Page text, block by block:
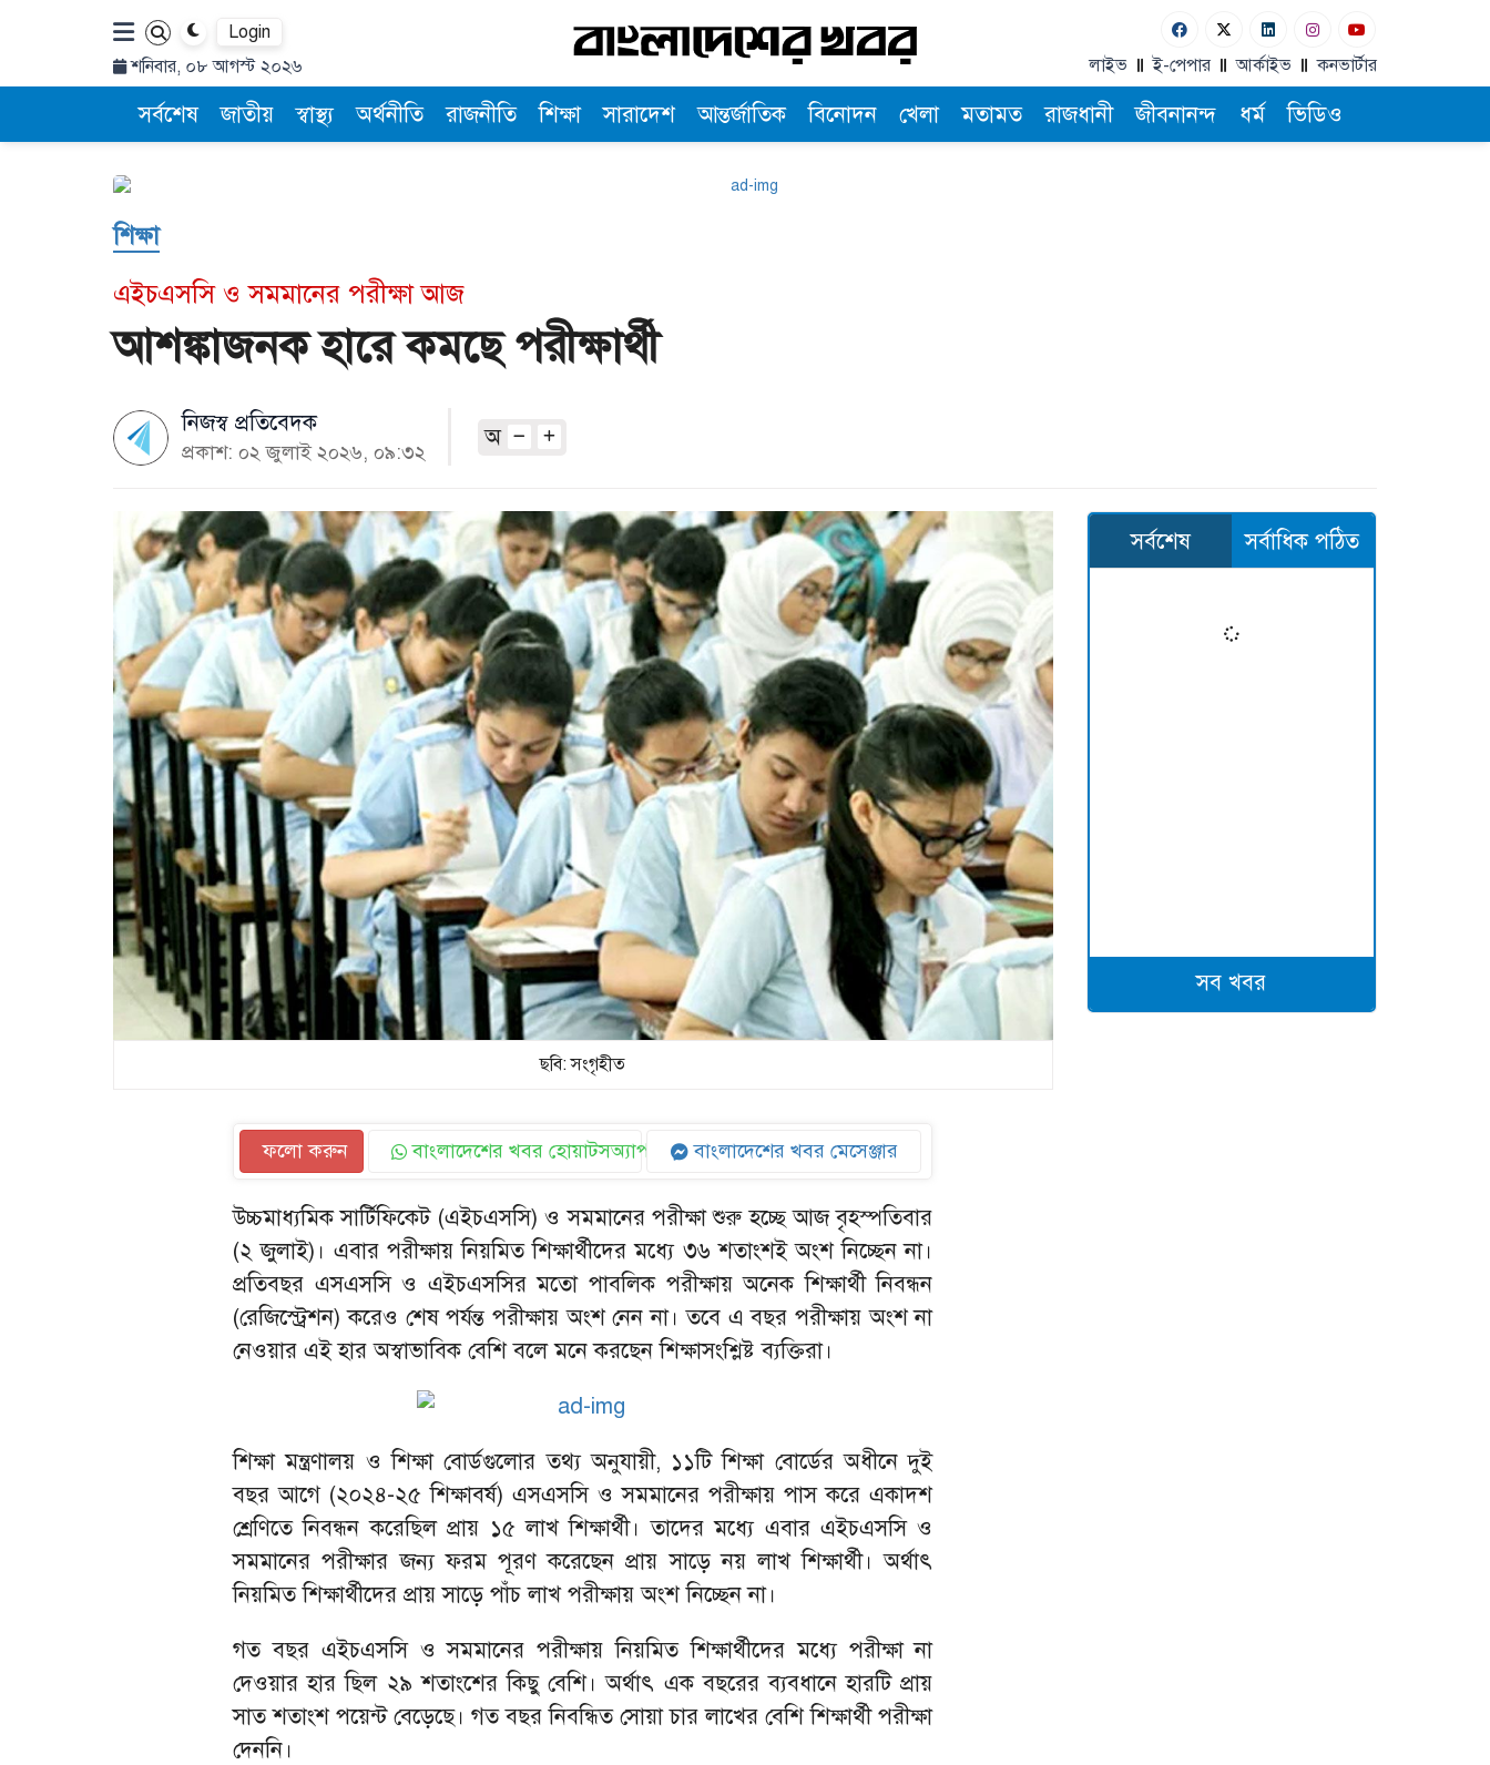
Login
শনিবার, ০৮ আগস্ট ২০২৬
লাইভ ই-পেপার আর্কাইভ কনভার্টার
সর্বশেষ জাতীয় স্বাস্থ্য অর্থনীতি রাজনীতি শিক্ষা সারাদেশ আন্তর্জাতিক বিনোদন খেলা মতামত রাজধানী জীবনানন্দ ধর্ম ভিডিও
শিক্ষা
এইচএসসি ও সমমানের পরীক্ষা আজ
আশঙ্কাজনক হারে কমছে পরীক্ষার্থী
নিজস্ব প্রতিবেদক
প্রকাশ: ০২ জুলাই ২০২৬, ০৯:৩২
অ
ছবি: সংগৃহীত
ফলো করুন বাংলাদেশের খবর হোয়াটসঅ্যাপ বাংলাদেশের খবর মেসেঞ্জার
উচ্চমাধ্যমিক সার্টিফিকেট (এইচএসসি) ও সমমানের পরীক্ষা শুরু হচ্ছে আজ বৃহস্পতিবার
(২ জুলাই)। এবার পরীক্ষায় নিয়মিত শিক্ষার্থীদের মধ্যে ৩৬ শতাংশই অংশ নিচ্ছেন না।
প্রতিবছর এসএসসি ও এইচএসসির মতো পাবলিক পরীক্ষায় অনেক শিক্ষার্থী নিবন্ধন
(রেজিস্ট্রেশন) করেও শেষ পর্যন্ত পরীক্ষায় অংশ নেন না। তবে এ বছর পরীক্ষায় অংশ না
নেওয়ার এই হার অস্বাভাবিক বেশি বলে মনে করছেন শিক্ষাসংশ্লিষ্ট ব্যক্তিরা।
শিক্ষা মন্ত্রণালয় ও শিক্ষা বোর্ডগুলোর তথ্য অনুযায়ী, ১১টি শিক্ষা বোর্ডের অধীনে দুই
বছর আগে (২০২৪-২৫ শিক্ষাবর্ষ) এসএসসি ও সমমানের পরীক্ষায় পাস করে একাদশ
শ্রেণিতে নিবন্ধন করেছিল প্রায় ১৫ লাখ শিক্ষার্থী। তাদের মধ্যে এবার এইচএসসি ও
সমমানের পরীক্ষার জন্য ফরম পূরণ করেছেন প্রায় সাড়ে নয় লাখ শিক্ষার্থী। অর্থাৎ
নিয়মিত শিক্ষার্থীদের প্রায় সাড়ে পাঁচ লাখ পরীক্ষায় অংশ নিচ্ছেন না।
গত বছর এইচএসসি ও সমমানের পরীক্ষায় নিয়মিত শিক্ষার্থীদের মধ্যে পরীক্ষা না
দেওয়ার হার ছিল ২৯ শতাংশের কিছু বেশি। অর্থাৎ এক বছরের ব্যবধানে হারটি প্রায়
সাত শতাংশ পয়েন্ট বেড়েছে। গত বছর নিবন্ধিত সোয়া চার লাখের বেশি শিক্ষার্থী পরীক্ষা
দেননি।
সর্বশেষ সর্বাধিক পঠিত
সব খবর